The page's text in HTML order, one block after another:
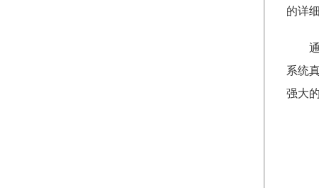
的详
系统
强大